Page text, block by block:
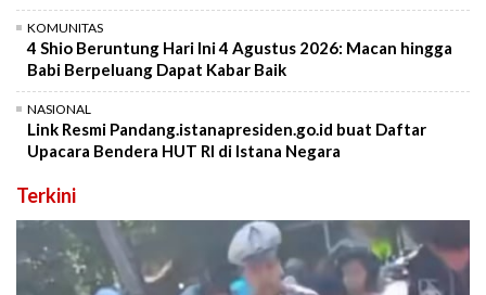
KOMUNITAS
4 Shio Beruntung Hari Ini 4 Agustus 2026: Macan hingga
Babi Berpeluang Dapat Kabar Baik
NASIONAL
Link Resmi Pandang.istanapresiden.go.id buat Daftar
Upacara Bendera HUT RI di Istana Negara
Terkini